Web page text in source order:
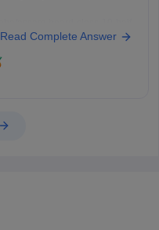
Read Complete Answer